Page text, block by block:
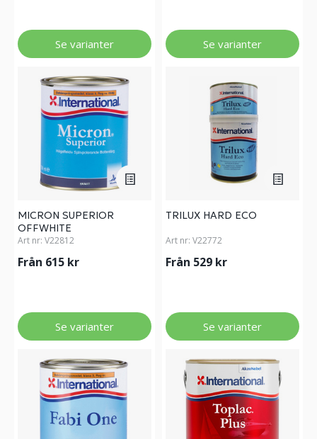
Se varianter Se varianter
MICRON SUPERIOR
OFFWHITE
Art nr: V22812
Från 615 kr
Se varianter
TRILUX HARD ECO
Art nr: V22772
Från 529 kr
Se varianter